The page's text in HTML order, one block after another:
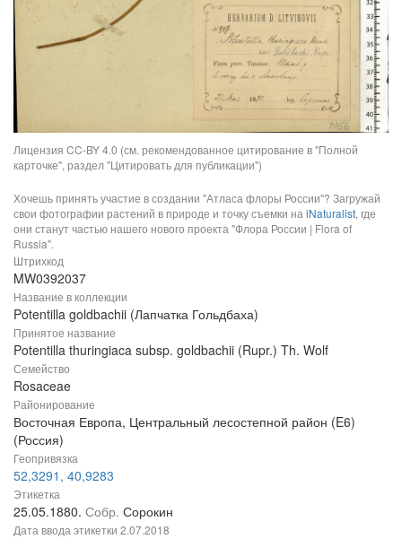
Лицензия CC-BY 4.0 (см. рекомендованное цитирование в "Полной
карточке", раздел "Цитировать для публикации")
Хочешь принять участие в создании "Атласа флоры России"? Загружай
свои фотографии растений в природе и точку съемки на iNaturalist, где
они станут частью нашего нового проекта "Флора России | Flora of
Russia".
Штрихкод
MW0392037
Название в коллекции
Potentilla goldbachii (Лапчатка Гольдбаха)
Принятое название
Potentilla thuringiaca subsp. goldbachii (Rupr.) Th. Wolf
Семейство
Rosaceae
Районирование
Восточная Европа, Центральный лесостепной район (E6)
(Россия)
Геопривязка
52,3291, 40,9283
Этикетка
25.05.1880. Собр. Сорокин
Дата ввода этикетки 2.07.2018